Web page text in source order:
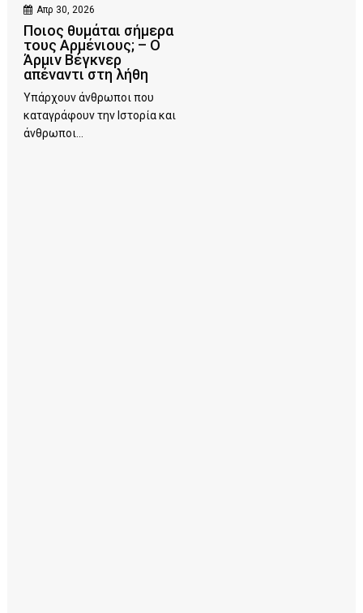
Απρ 30, 2026
Ποιος θυμάται σήμερα
τους Αρμένιους; – Ο
Άρμιν Βέγκνερ
απέναντι στη λήθη
Υπάρχουν άνθρωποι που
καταγράφουν την Ιστορία και
άνθρωποι...